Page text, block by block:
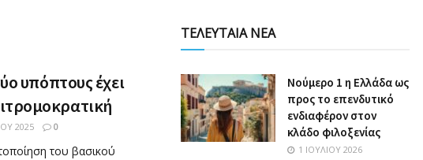
υπόπτους έχει
2025 0
του βασικού
ΤΕΛΕΥΤΑΙΑ ΝΕΑ
Nούμερο 1 η Ελλάδα ως
προς το επενδυτικό
ενδιαφέρον στον
κλάδο φιλοξενίας
1 ΙΟΥΛΊΟΥ 2026